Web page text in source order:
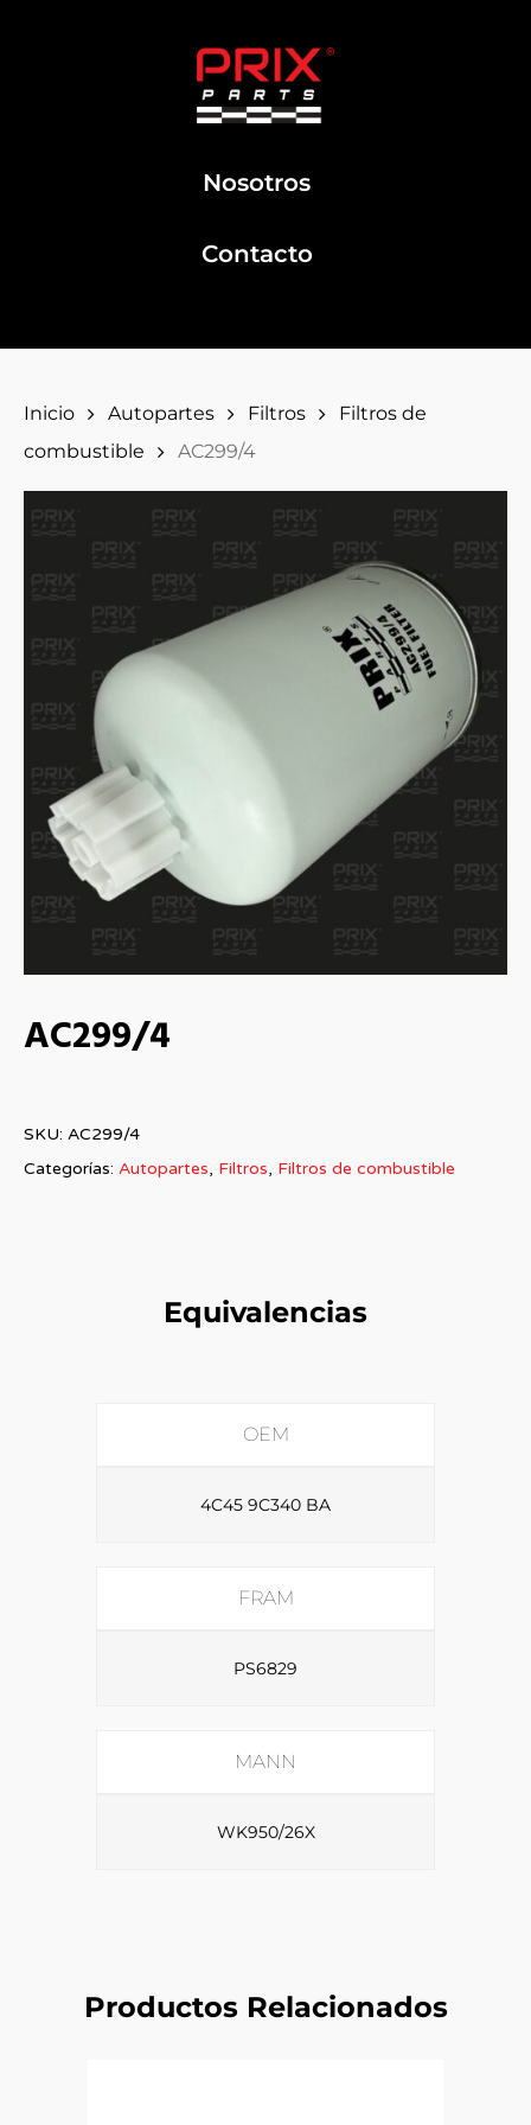
Nosotros
Contacto
Inicio Autopartes Filtros
Filtros de
combustible
AC299/4
AC299/4
SKU: AC299/4
Categorías: Autopartes, Filtros, Filtros de combustible
Equivalencias
OEM
4C45 9C340 BA
FRAM
PS6829
MANN
WK950/26X
Productos Relacionados